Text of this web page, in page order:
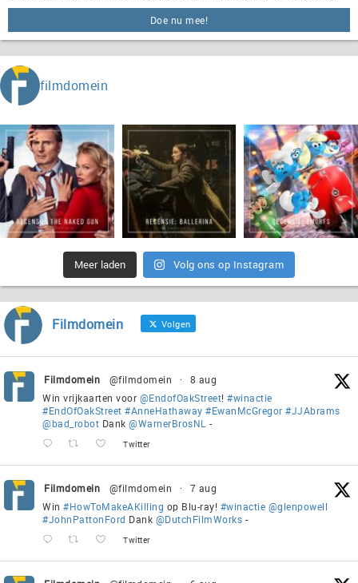
Doe nu mee!
filmdomein
Meer laden Volg ons op Instagram
Filmdomein Volgen
Filmdomein @filmdomein ·
8 aug
Win vrijkaarten voor @EndofOakStreet! #winactie
#EndOfOakStreet #AnneHathaway #EwanMcGregor #JJAbrams
@bad_robot Dank @WarnerBrosNL -
Twitter
Filmdomein @filmdomein ·
7 aug
Win #HowToMakeAKilling op Blu-ray! #winactie @glenpowell
#JohnPattonFord Dank @DutchFilmWorks -
Twitter